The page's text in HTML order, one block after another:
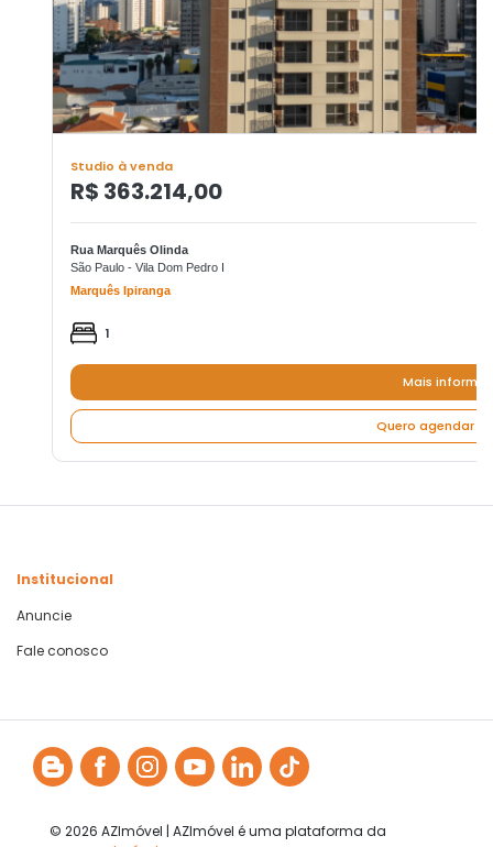
Studio à venda
R$ 363.214,00
Rua Marquês Olinda
São Paulo - Vila Dom Pedro I
Marquês Ipiranga
1
Mais
Quero agendar
Institucional
Anuncie
Fale conosco
© 2026 AZImóvel | AZImóvel é uma plataforma da